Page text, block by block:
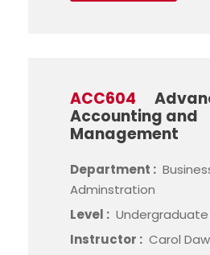
ACC604
Accounting and
Management
Department :
Adminstration
Level : Undergraduate
Instructor : Carol